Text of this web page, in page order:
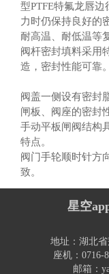
型PTFE特氟龙唇
力时仍保持良好的
耐高温、耐低温等
阀杆密封填料采用
造，密封性能可靠。
阀盖一侧设有密封
闸板、阀座的密封
手动平板闸阀结构
特点。
阀门手轮顺时针方
致。
星空
地址：湖北
座机：0716-
邮箱：